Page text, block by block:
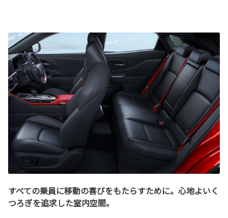
すべての乗員に移動の喜びをもたらすために。心地よいく
つろぎを追求した室内空間。